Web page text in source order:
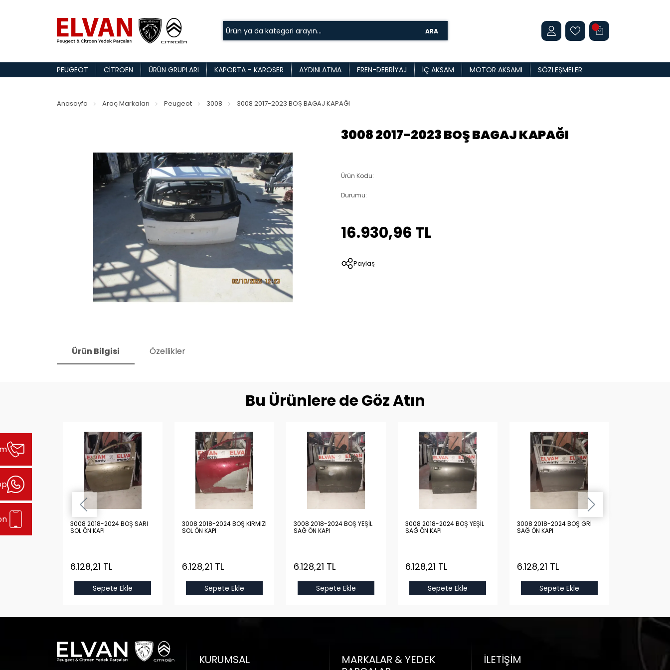
ARA
PEUGEOT CITROEN ÜRÜN GRUPLARI KAPORTA - KAROSER AYDINLATMA FREN-DEBRIYAJ İÇ AKSAM MOTOR AKSAMI SÖZLEŞMELER
Anasayfa Araç Markaları Peugeot 3008 3008 2017-2023 BOŞ BAGAJ KAPAĞI
3008 2017-2023 BOŞ BAGAJ KAPAĞI
Ürün Kodu:
Durumu:
16.930,96 TL
Paylaş
Ürün Bilgisi Özellikler
Bu Ürünlere de Göz Atın
BOŞ GRİ
3008 2018-2024 BOŞ SARI
SOL ÖN KAPI
6.128,21 TL
Sepete Ekle
3008 2018-2024 BOŞ KIRMIZI
SOL ÖN KAPI
6.128,21 TL
Sepete Ekle
3008 2018-2024 BOŞ YEŞİL
SAĞ ÖN KAPI
6.128,21 TL
Sepete Ekle
3008 2018-2024 BOŞ YEŞİL
SAĞ ÖN KAPI
6.128,21 TL
Sepete Ekle
3008 2018-2024 BOŞ GRİ
SAĞ ÖN KAPI
6.128,21 TL
Sepete Ekle
KURUMSAL
MARKALAR & YEDEK
İLETIŞIM